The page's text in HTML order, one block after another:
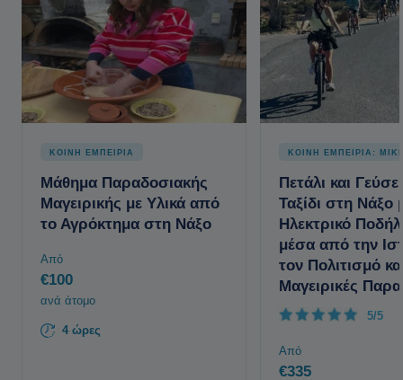
ΚΟΙΝΗ ΕΜΠΕΙΡΙΑ
Μάθημα Παραδοσιακής
Μαγειρικής με Υλικά από
το Αγρόκτημα στη Νάξο
Από
€100
ανά άτομο
4 ώρες
ΚΟΙΝΗ ΕΜΠΕΙΡΙΑ:
Πετάλι και
Ταξίδι στη Νάξο
Ηλεκτρικό
μέσα από την
τον Πολιτισμό
Μαγειρικές
5/5
Από
€335